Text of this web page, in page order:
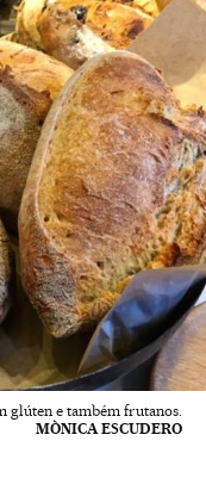
glúten e também frutanos.
MÒNICA ESCUDERO